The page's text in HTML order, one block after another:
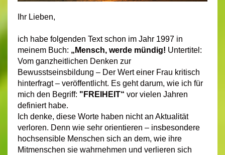
Ihr Lieben,
ich habe folgenden Text schon im Jahr 1997 in
meinem Buch: „Mensch, werde mündig! Untertitel:
Vom ganzheitlichen Denken zur
Bewusstseinsbildung – Der Wert einer Frau kritisch
hinterfragt – veröffentlicht. Es geht darum, wie ich für
mich den Begriff: "FREIHEIT“ vor vielen Jahren
definiert habe.
Ich denke, diese Worte haben nicht an Aktualität
verloren. Denn wie sehr orientieren – insbesondere
hochsensible Menschen sich an dem, wie ihre
Mitmenschen sie wahrnehmen und verlieren sich